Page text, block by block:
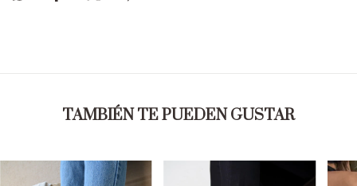
TAMBIÉN TE PUEDEN GUSTAR